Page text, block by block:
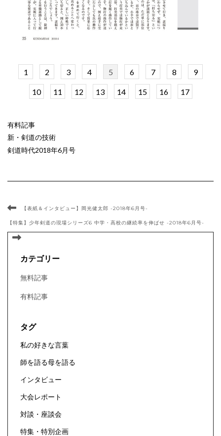
1 2 3 4 5 6 7 8 9
10 11 12 13 14 15 16 17
有料記事
新・剣道の技術
剣道時代2018年6月号
【表紙＆インタビュー】岡光健太郎 -2018年6月号-
【特集】少年剣道の現場シリーズ6 中学・高校の継続率を伸ばせ -2018年6月号-
カテゴリー
無料記事
有料記事
タグ
私の好きな言葉
師を語る母を語る
インタビュー
大会レポート
対談・座談会
特集・特別企画